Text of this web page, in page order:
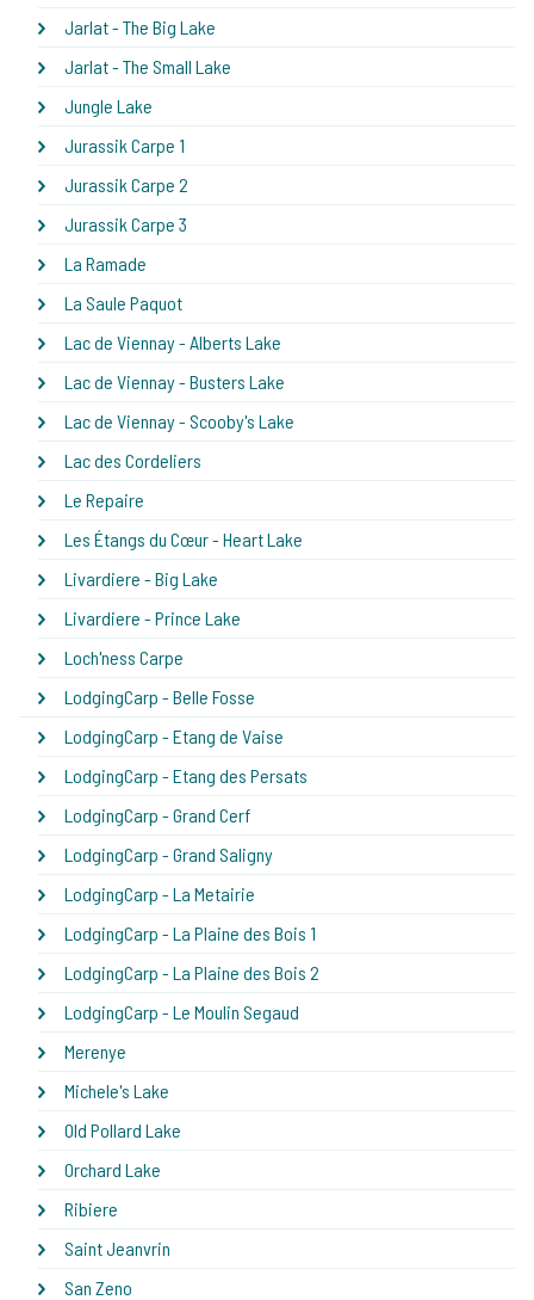
Jarlat - The Big Lake
Jarlat - The Small Lake
Jungle Lake
Jurassik Carpe 1
Jurassik Carpe 2
Jurassik Carpe 3
La Ramade
La Saule Paquot
Lac de Viennay - Alberts Lake
Lac de Viennay - Busters Lake
Lac de Viennay - Scooby's Lake
Lac des Cordeliers
Le Repaire
Les Étangs du Cœur - Heart Lake
Livardiere - Big Lake
Livardiere - Prince Lake
Loch'ness Carpe
LodgingCarp - Belle Fosse
LodgingCarp - Etang de Vaise
LodgingCarp - Etang des Persats
LodgingCarp - Grand Cerf
LodgingCarp - Grand Saligny
LodgingCarp - La Metairie
LodgingCarp - La Plaine des Bois 1
LodgingCarp - La Plaine des Bois 2
LodgingCarp - Le Moulin Segaud
Merenye
Michele's Lake
Old Pollard Lake
Orchard Lake
Ribiere
Saint Jeanvrin
San Zeno